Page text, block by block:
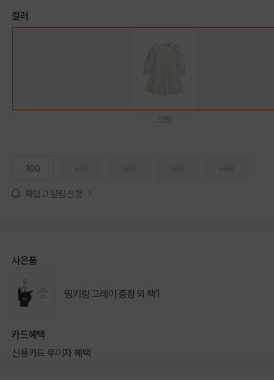
컬러
크림
100
재입고 알림 신청
사은품
띵키링 그레이 증정 외 택1
카드혜택
신용카드 무이자 혜택